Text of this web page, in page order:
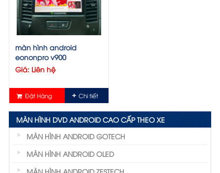
màn hình android
eononpro v900
Giá: Liên hệ
Đặt Hàng Chi tiết
MÀN HÌNH DVD ANDROID CAO CẤP THEO XE
MÀN HÌNH ANDROID GOTECH
MÀN HÌNH ANDROID OLED